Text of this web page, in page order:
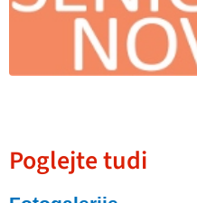
Poglejte tudi